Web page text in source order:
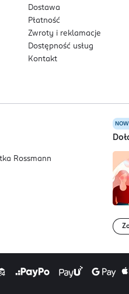
Dostawa
Płatność
Zwroty i reklamacje
Dostępność usług
Kontakt